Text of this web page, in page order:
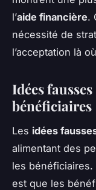
l’aide financière.
nécessité de
l’acceptation là
Idées
bénéficiaires
Les idées
alimentant des
les bénéficiaires.
est que les